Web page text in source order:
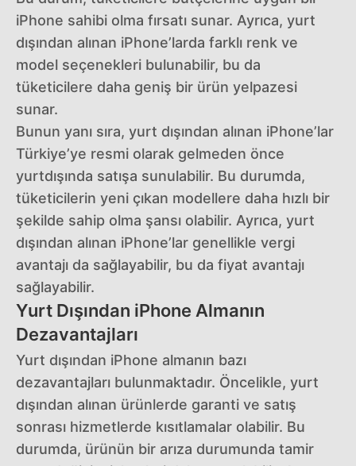
iPhone sahibi olma fırsatı sunar. Ayrıca, yurt
dışından alınan iPhone’larda farklı renk ve
model seçenekleri bulunabilir, bu da
tüketicilere daha geniş bir ürün yelpazesi
sunar.
Bunun yanı sıra, yurt dışından alınan iPhone’lar
Türkiye’ye resmi olarak gelmeden önce
yurtdışında satışa sunulabilir. Bu durumda,
tüketicilerin yeni çıkan modellere daha hızlı bir
şekilde sahip olma şansı olabilir. Ayrıca, yurt
dışından alınan iPhone’lar genellikle vergi
avantajı da sağlayabilir, bu da fiyat avantajı
sağlayabilir.
Yurt Dışından iPhone Almanın
Dezavantajları
Yurt dışından iPhone almanın bazı
dezavantajları bulunmaktadır. Öncelikle, yurt
dışından alınan ürünlerde garanti ve satış
sonrası hizmetlerde kısıtlamalar olabilir. Bu
durumda, ürünün bir arıza durumunda tamir